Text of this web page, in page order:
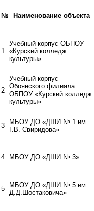
№ Наименование объекта
1
Учебный корпус ОБПОУ
«Курский колледж
культуры»
2
Учебный корпус
Обоянского филиала
ОБПОУ «Курский колледж
культуры»
3
МБОУ ДО «ДШИ № 1 им.
Г.В. Свиридова»
4 МБОУ ДО «ДШИ № 3»
5
МБОУ ДО «ДШИ № 5 им.
Д.Д.Шостаковича»